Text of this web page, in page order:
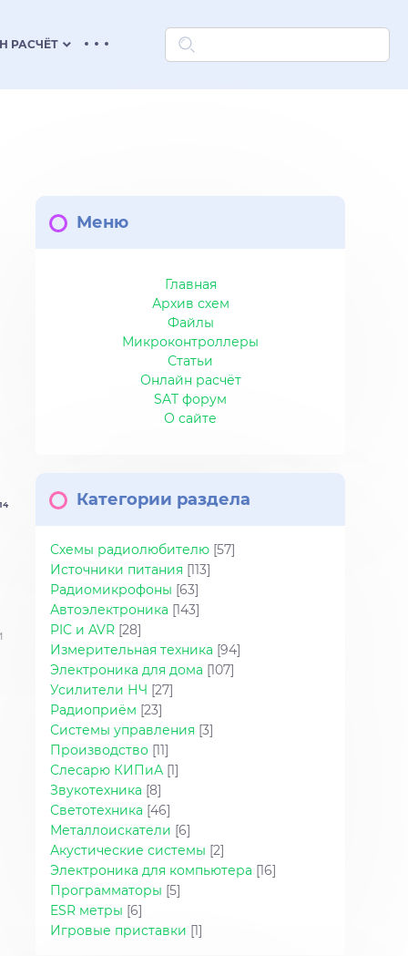
РАСЧЁТ keyboard_arrow_down
Меню
Главная
Архив схем
Файлы
Микроконтроллеры
Статьи
Онлайн расчёт
SAT форум
О сайте
Категории раздела
Схемы радиолюбителю [57]
Источники питания [113]
Радиомикрофоны [63]
Автоэлектроника [143]
PIC и AVR [28]
Измерительная техника [94]
Электроника для дома [107]
Усилители НЧ [27]
Радиоприём [23]
Системы управления [3]
Производство [11]
Слесарю КИПиА [1]
Звукотехника [8]
Светотехника [46]
Металлоискатели [6]
Акустические системы [2]
Электроника для компьютера [16]
Программаторы [5]
ESR метры [6]
Игровые приставки [1]